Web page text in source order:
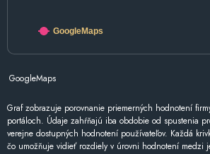
GoogleMaps
GoogleMaps
Graf zobrazuje porovnanie priemerných hodnotení
portáloch. Údaje zahŕňajú iba obdobie od spustenia
verejne dostupných hodnotení používateľov. Každá
čo umožňuje vidieť rozdiely v úrovni hodnotení medzi